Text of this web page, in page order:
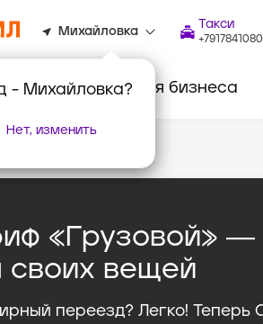
Михайловка
- Михайловка?
Нет, изменить
Такси
Для бизнеса
«Грузовой» ―
своих вещей
переезд? Легко! Теперь